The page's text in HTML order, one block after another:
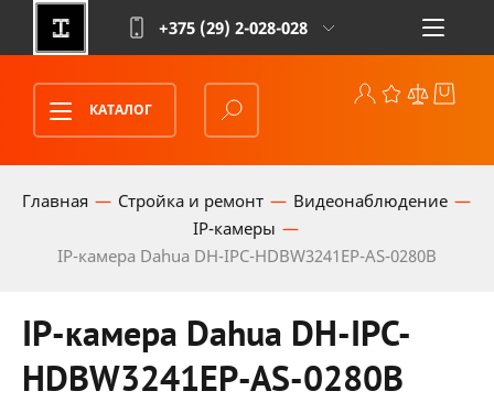
+375 (29) 2-028-028
КАТАЛОГ
Главная Стройка и ремонт
Видеонаблюдение
IP-камеры
IP-камера Dahua DH-IPC-HDBW3241EP-AS-0280B
IP-камера Dahua DH-IPC-
HDBW3241EP-AS-0280B